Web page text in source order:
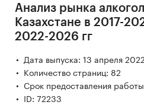
Анализ рынка
Казахстане в 2017-
2022-2026 гг
Дата выпуска: 13 апреля 2022
Количество страниц: 82
Срок предоставления
ID: 72233